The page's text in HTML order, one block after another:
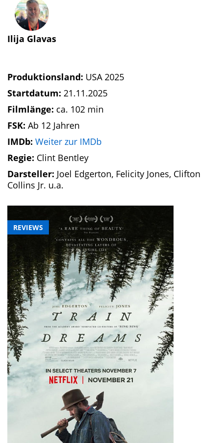
REVIEWS
Ilija Glavas
Produktionsland: USA 2025
Startdatum: 21.11.2025
Filmlänge: ca. 102 min
FSK: Ab 12 Jahren
IMDb: Weiter zur IMDb
Regie: Clint Bentley
Darsteller: Joel Edgerton, Felicity Jones, Clifton
Collins Jr. u.a.